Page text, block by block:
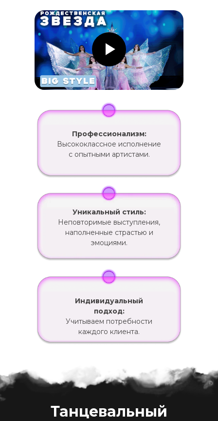
Профессионализм:
Высококлассное исполнение
с опытными артистами.
Уникальный стиль:
Неповторимые выступления,
наполненные страстью и
эмоциями.
Индивидуальный
подход:
Учитываем потребности
каждого клиента.
Танцевальный